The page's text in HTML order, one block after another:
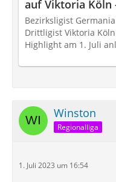
auf Viktoria Köln
Bezirksligist
Drittligist Viktoria
Highlight am 1. Juli
Winston
Regionalliga
1. Juli 2023 um 16:54